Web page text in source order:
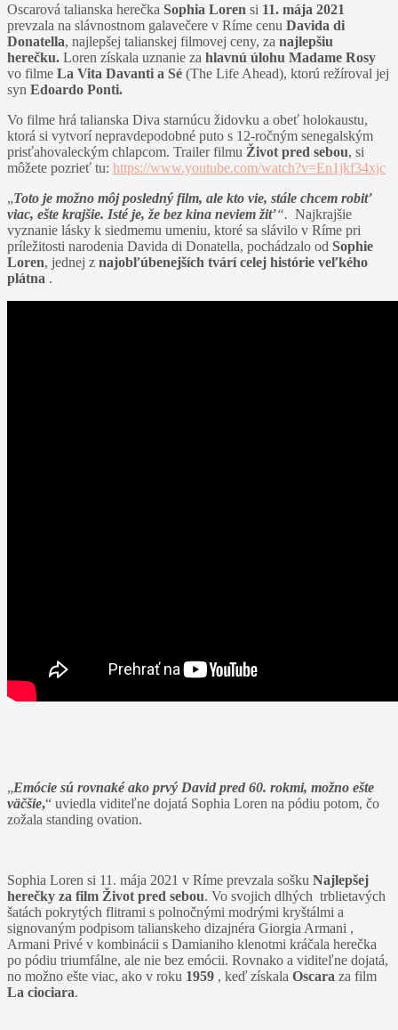
Oscarová talianska herečka Sophia Loren si 11. mája 2021
prevzala na slávnostnom galavečere v Ríme cenu Davida di
Donatella, najlepšej talianskej filmovej ceny, za najlepšiu
herečku. Loren získala uznanie za hlavnú úlohu Madame Rosy
vo filme La Vita Davanti a Sé (The Life Ahead), ktorú režíroval jej
syn Edoardo Ponti.
Vo filme hrá talianska Diva starnúcu židovku a obeť holokaustu,
ktorá si vytvorí nepravdepodobné puto s 12-ročným senegalským
prisťahovaleckým chlapcom. Trailer filmu Život pred sebou, si
môžete pozrieť tu: https://www.youtube.com/watch?v=En1jkf34xjc
„Toto je možno môj posledný film, ale kto vie, stále chcem robiť
viac, ešte krajšie. Isté je, že bez kina neviem žiť“. Najkrajšie
vyznanie lásky k siedmemu umeniu, ktoré sa slávilo v Ríme pri
príležitosti narodenia Davida di Donatella, pochádzalo od Sophie
Loren, jednej z najobľúbenejších tvárí celej histórie veľkého
plátna .
„Emócie sú rovnaké ako prvý David pred 60. rokmi, možno ešte
väčšie,“ uviedla viditeľne dojatá Sophia Loren na pódiu potom, čo
zožala standing ovation.
Sophia Loren si 11. mája 2021 v Ríme prevzala sošku Najlepšej
herečky za film Život pred sebou. Vo svojich dlhých trblietavých
šatách pokrytých flitrami s polnočnými modrými kryštálmi a
signovaným podpisom talianskeho dizajnéra Giorgia Armani ,
Armani Privé v kombinácii s Damianiho klenotmi kráčala herečka
po pódiu triumfálne, ale nie bez emócii. Rovnako a viditeľne dojatá,
no možno ešte viac, ako v roku 1959 , keď získala Oscara za film
La ciociara.